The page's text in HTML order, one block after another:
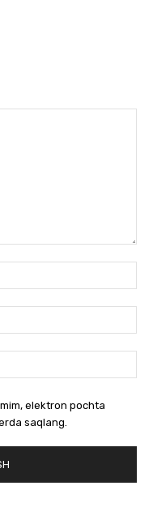
elektron pochta
saqlang.